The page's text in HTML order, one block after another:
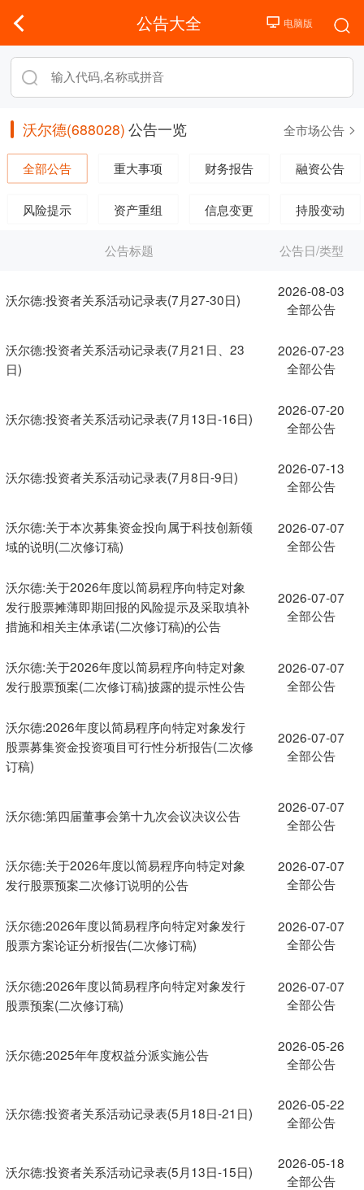
公告大全
沃尔德(688028) 公告一览 全市场公告
全部公告 重大事项 财务报告 融资公告
风险提示 资产重组 信息变更 持股变动
公告标题 公告日/类型
沃尔德:投资者关系活动记录表(7月27-30日)
2026-08-03
全部公告
沃尔德:投资者关系活动记录表(7月21日、23
日)
2026-07-23
全部公告
沃尔德:投资者关系活动记录表(7月13日-16日)
2026-07-20
全部公告
沃尔德:投资者关系活动记录表(7月8日-9日)
2026-07-13
全部公告
沃尔德:关于本次募集资金投向属于科技创新领
域的说明(二次修订稿)
2026-07-07
全部公告
沃尔德:关于2026年度以简易程序向特定对象
发行股票摊薄即期回报的风险提示及采取填补
措施和相关主体承诺(二次修订稿)的公告
2026-07-07
全部公告
沃尔德:关于2026年度以简易程序向特定对象
发行股票预案(二次修订稿)披露的提示性公告
2026-07-07
全部公告
沃尔德:2026年度以简易程序向特定对象发行
股票募集资金投资项目可行性分析报告(二次修
订稿)
2026-07-07
全部公告
沃尔德:第四届董事会第十九次会议决议公告
2026-07-07
全部公告
沃尔德:关于2026年度以简易程序向特定对象
发行股票预案二次修订说明的公告
2026-07-07
全部公告
沃尔德:2026年度以简易程序向特定对象发行
股票方案论证分析报告(二次修订稿)
2026-07-07
全部公告
沃尔德:2026年度以简易程序向特定对象发行
股票预案(二次修订稿)
2026-07-07
全部公告
沃尔德:2025年年度权益分派实施公告
2026-05-26
全部公告
沃尔德:投资者关系活动记录表(5月18日-21日)
2026-05-22
全部公告
沃尔德:投资者关系活动记录表(5月13日-15日)
2026-05-18
全部公告